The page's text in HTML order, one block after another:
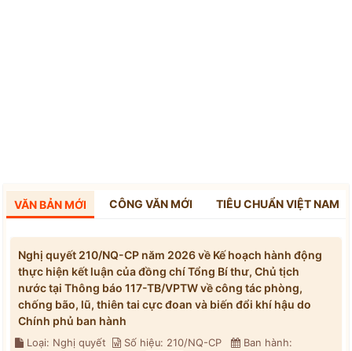
VĂN BẢN MỚI CÔNG VĂN MỚI TIÊU CHUẨN VIỆT NAM
Nghị quyết 210/NQ-CP năm 2026 về Kế hoạch hành động
thực hiện kết luận của đồng chí Tổng Bí thư, Chủ tịch
nước tại Thông báo 117-TB/VPTW về công tác phòng,
chống bão, lũ, thiên tai cực đoan và biến đổi khí hậu do
Chính phủ ban hành
Loại: Nghị quyết Số hiệu: 210/NQ-CP
Ban hành: